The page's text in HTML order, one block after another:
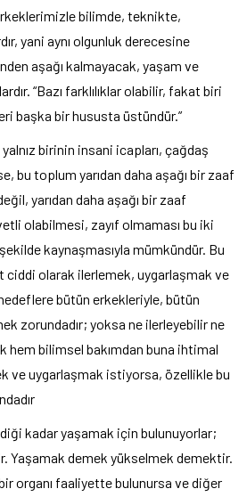
erkeklerimizle bilimde, teknikte,
yani aynı olgunluk derecesine
aşağı kalmayacak, yaşam ve
“Bazı farklılıklar olabilir, fakat biri
başka bir hususta üstündür.”
birinin insani icapları, çağdaş
bu toplum yarıdan daha aşağı bir zaaf
yarıdan daha aşağı bir zaaf
olabilmesi, zayıf olmaması bu iki
kaynaşmasıyla mümkündür. Bu
ciddi olarak ilerlemek, uygarlaşmak ve
bütün erkekleriyle, bütün
zorundadır; yoksa ne ilerleyebilir ne
hem bilimsel bakımdan buna ihtimal
ve uygarlaşmak istiyorsa, özellikle bu
kadar yaşamak için bulunuyorlar;
Yaşamak demek yükselmek demektir.
organı faaliyette bulunursa ve diğer